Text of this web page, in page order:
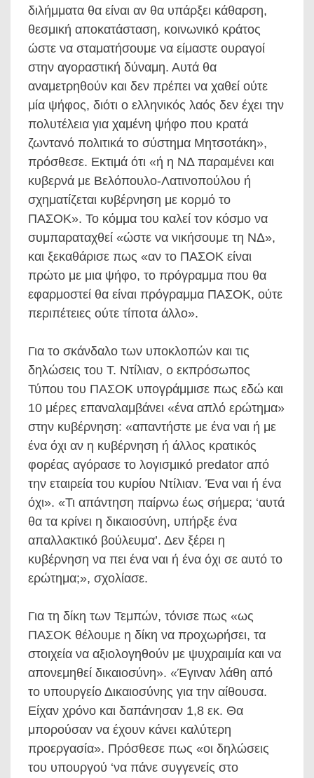
διλήμματα θα είναι αν θα υπάρξει κάθαρση,
θεσμική αποκατάσταση, κοινωνικό κράτος
ώστε να σταματήσουμε να είμαστε ουραγοί
στην αγοραστική δύναμη. Αυτά θα
αναμετρηθούν και δεν πρέπει να χαθεί ούτε
μία ψήφος, διότι ο ελληνικός λαός δεν έχει την
πολυτέλεια για χαμένη ψήφο που κρατά
ζωντανό πολιτικά το σύστημα Μητσοτάκη»,
πρόσθεσε. Εκτιμά ότι «ή η ΝΔ παραμένει και
κυβερνά με Βελόπουλο-Λατινοπούλου ή
σχηματίζεται κυβέρνηση με κορμό το
ΠΑΣΟΚ». Το κόμμα του καλεί τον κόσμο να
συμπαραταχθεί «ώστε να νικήσουμε τη ΝΔ»,
και ξεκαθάρισε πως «αν το ΠΑΣΟΚ είναι
πρώτο με μια ψήφο, το πρόγραμμα που θα
εφαρμοστεί θα είναι πρόγραμμα ΠΑΣΟΚ, ούτε
περιπέτειες ούτε τίποτα άλλο».
Για το σκάνδαλο των υποκλοπών και τις
δηλώσεις του Τ. Ντίλιαν, ο εκπρόσωπος
Τύπου του ΠΑΣΟΚ υπογράμμισε πως εδώ και
10 μέρες επαναλαμβάνει «ένα απλό ερώτημα»
στην κυβέρνηση: «απαντήστε με ένα ναι ή με
ένα όχι αν η κυβέρνηση ή άλλος κρατικός
φορέας αγόρασε το λογισμικό predator από
την εταιρεία του κυρίου Ντίλιαν. Ένα ναι ή ένα
όχι». «Τι απάντηση παίρνω έως σήμερα; ‘αυτά
θα τα κρίνει η δικαιοσύνη, υπήρξε ένα
απαλλακτικό βούλευμα’. Δεν ξέρει η
κυβέρνηση να πει ένα ναι ή ένα όχι σε αυτό το
ερώτημα;», σχολίασε.
Για τη δίκη των Τεμπών, τόνισε πως «ως
ΠΑΣΟΚ θέλουμε η δίκη να προχωρήσει, τα
στοιχεία να αξιολογηθούν με ψυχραιμία και να
απονεμηθεί δικαιοσύνη». «Έγιναν λάθη από
το υπουργείο Δικαιοσύνης για την αίθουσα.
Είχαν χρόνο και δαπάνησαν 1,8 εκ. Θα
μπορούσαν να έχουν κάνει καλύτερη
προεργασία». Πρόσθεσε πως «οι δηλώσεις
του υπουργού ‘να πάνε συγγενείς στο